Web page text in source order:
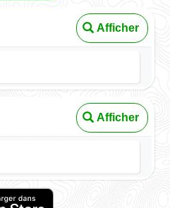
Afficher
Afficher